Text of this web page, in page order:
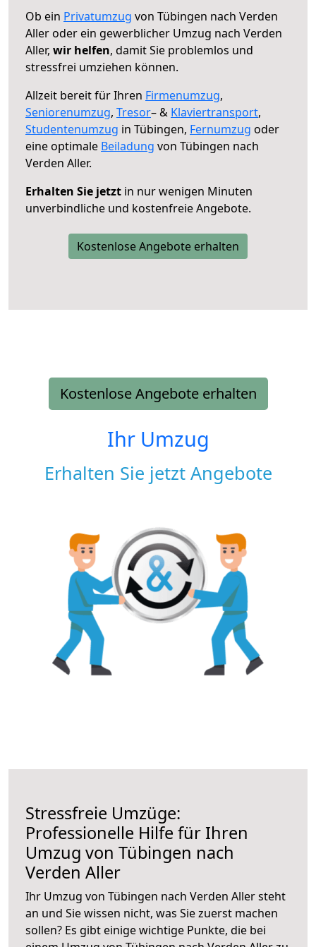
Ob ein Privatumzug von Tübingen nach Verden
Aller oder ein gewerblicher Umzug nach Verden
Aller, wir helfen, damit Sie problemlos und
stressfrei umziehen können.
Allzeit bereit für Ihren Firmenumzug,
Seniorenumzug, Tresor– & Klaviertransport,
Studentenumzug in Tübingen, Fernumzug oder
eine optimale Beiladung von Tübingen nach
Verden Aller.
Erhalten Sie jetzt in nur wenigen Minuten
unverbindliche und kostenfreie Angebote.
Kostenlose Angebote erhalten
Kostenlose Angebote erhalten
Ihr Umzug
Erhalten Sie jetzt Angebote
Stressfreie Umzüge:
Professionelle Hilfe für Ihren
Umzug von Tübingen nach
Verden Aller
Ihr Umzug von Tübingen nach Verden Aller steht
an und Sie wissen nicht, was Sie zuerst machen
sollen? Es gibt einige wichtige Punkte, die bei